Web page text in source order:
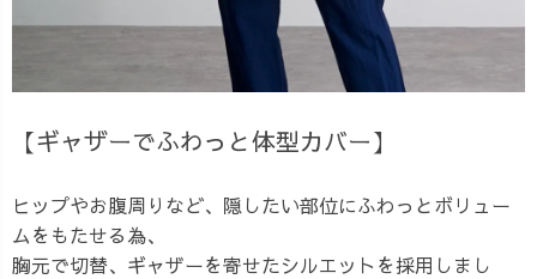
【ギャザーでふわっと体型カバー】
ヒップやお腹周りなど、隠したい部位にふわっとボリュー
ムをもたせる為、
胸元で切替、ギャザーを寄せたシルエットを採用しまし